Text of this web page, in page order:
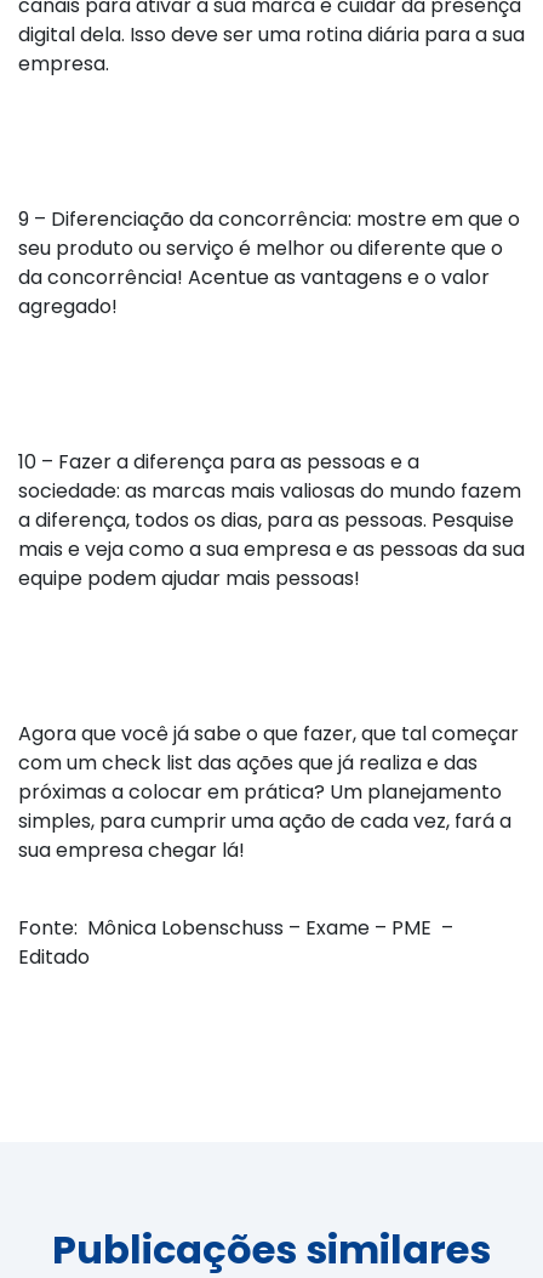
digital dela. Isso deve ser uma rotina diária para a sua
empresa.
9 – Diferenciação da concorrência: mostre em que o
seu produto ou serviço é melhor ou diferente que o
da concorrência! Acentue as vantagens e o valor
agregado!
10 – Fazer a diferença para as pessoas e a
sociedade: as marcas mais valiosas do mundo fazem
a diferença, todos os dias, para as pessoas. Pesquise
mais e veja como a sua empresa e as pessoas da sua
equipe podem ajudar mais pessoas!
Agora que você já sabe o que fazer, que tal começar
com um check list das ações que já realiza e das
próximas a colocar em prática? Um planejamento
simples, para cumprir uma ação de cada vez, fará a
sua empresa chegar lá!
Fonte: Mônica Lobenschuss – Exame – PME –
Editado
Publicações similares